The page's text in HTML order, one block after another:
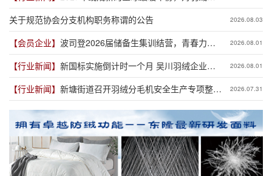
业有何影响？
关于规范协会分支机构职务称谓的公告 2026.08.03
【会员企业】 波司登2026届储备生集训结营，青春力量
赋能品牌新程
2026.08.01
【行业新闻】 新国标实施倒计时一个月 吴川羽绒企业集
体“抢跑”新规
2026.08.01
【行业新闻】 新塘街道召开羽绒分毛机安全生产专项整治
推进会
2026.07.31